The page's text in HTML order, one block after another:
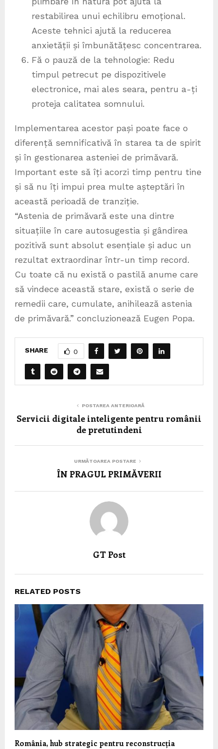
restabilirea unui echilibru emoțional.
Aceste tehnici ajută la reducerea
anxietății și îmbunătățesc concentrarea.
Fă o pauză de la tehnologie: Redu
timpul petrecut pe dispozitivele
electronice, mai ales seara, pentru a-ți
proteja calitatea somnului.
Implementarea acestor pași poate face o
diferență semnificativă în starea ta de spirit
și în gestionarea asteniei de primăvară.
Important este să îți acorzi timp pentru tine
și să nu îți impui prea multe așteptări în
această perioadă de tranziție.
“Astenia de primăvară este una dintre
situațiile în care autosugestia și gândirea
pozitivă sunt absolut esențiale și aduc un
rezultat extraordinar într-un timp record.
Cu toate că nu există o pastilă anume care
să vindece această stare, există o serie de
remedii care, cumulate, anihilează astenia
de primăvară.” concluzionează Eugen Popa.
SHARE 0
POSTAREA ANTERIOARĂ
Servicii digitale inteligente pentru românii
de pretutindeni
URMĂTOAREA POSTARE
ÎN PRAGUL PRIMĂVERII
GT Post
RELATED POSTS
România, hub strategic pentru reconstrucția